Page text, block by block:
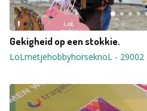
Gekigheid op een stokkie.
LoLmetjehobbyhorseknoL - 29002